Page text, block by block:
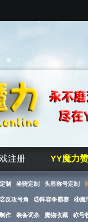
注册 YY魔力
制 坐骑定制 头显称号定制
②反攻号角 ③阵容争霸赛 ④魔
作 装备词条 魔物收藏 称号